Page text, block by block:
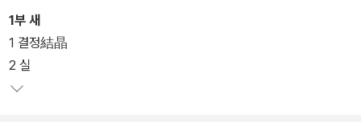
본래 「눈 한 송이가 녹는 동안」(2015년 황순원문학상 수상작), 「작
별」(2018년 김유정문학상 수상작)을 잇는 ‘눈’ 3부작의 마지막 작품
으로 구상되었으나 그 자체 완결된 작품의 형태로 엮이게 된바, 한강
작가의 문학적 궤적에서 <작별하지 않는다>가 지니는 각별한 의미를
1부 새
1 결정結晶
2 실